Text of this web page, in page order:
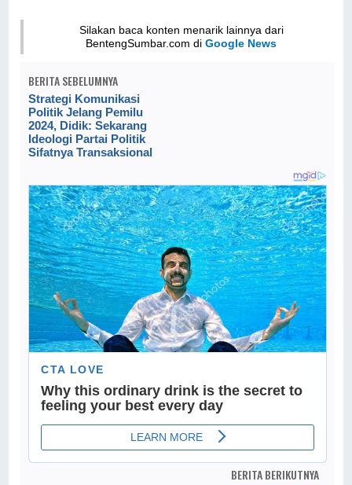
Silakan baca konten menarik lainnya dari
BentengSumbar.com diGoogle News
BERITA SEBELUMNYA
Strategi Komunikasi
Politik Jelang Pemilu
2024, Didik: Sekarang
Ideologi Partai Politik
Sifatnya Transaksional
BERITA BERIKUTNYA